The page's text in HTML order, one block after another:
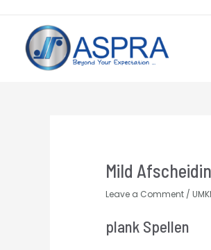
Mild
Leave a Comment /
plank Spellen